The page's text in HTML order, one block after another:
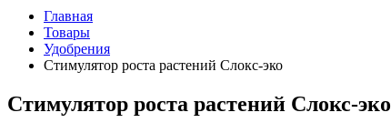
Главная
Товары
Удобрения
Стимулятор роста растений Слокс-эко
Стимулятор роста растений Слокс-эко